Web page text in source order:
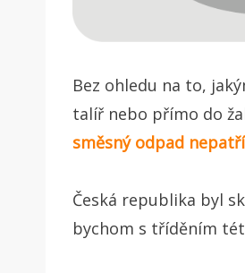
Bez ohledu na to,
talíř nebo přímo do
směsný odpad nepatří
Česká republika byl
bychom s tříděním